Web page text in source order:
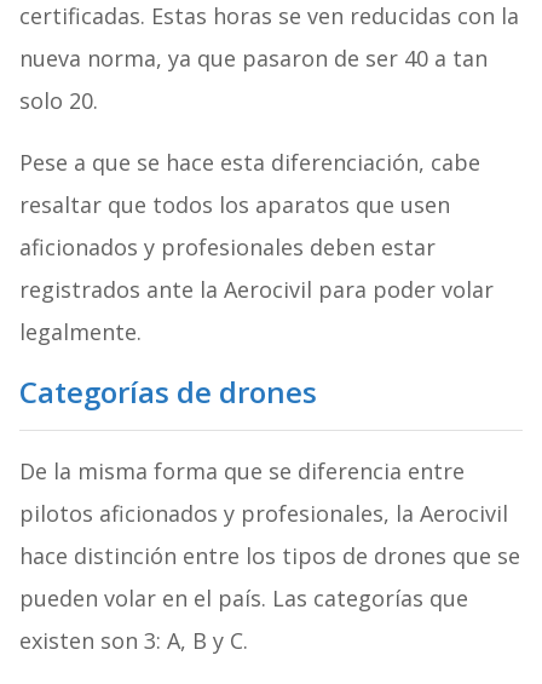
certificadas. Estas horas se ven reducidas con la
nueva norma, ya que pasaron de ser 40 a tan
solo 20.
Pese a que se hace esta diferenciación, cabe
resaltar que todos los aparatos que usen
aficionados y profesionales deben estar
registrados ante la Aerocivil para poder volar
legalmente.
Categorías de drones
De la misma forma que se diferencia entre
pilotos aficionados y profesionales, la Aerocivil
hace distinción entre los tipos de drones que se
pueden volar en el país. Las categorías que
existen son 3: A, B y C.